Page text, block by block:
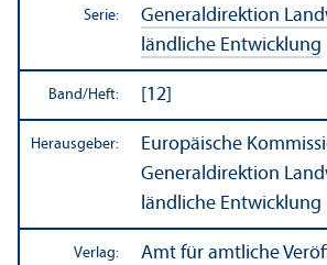
Serie:
Generaldirektion
ländliche Entwicklung
Band/Heft: [12]
Herausgeber:
Europäische
Generaldirektion
ländliche Entwicklung
Verlag:
Amt für amtliche